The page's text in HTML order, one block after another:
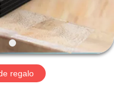
regalo